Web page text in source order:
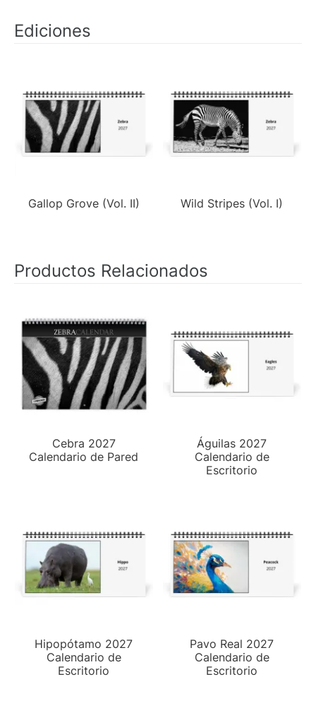
Ediciones
Gallop Grove (Vol. II) Wild Stripes (Vol. I)
Productos Relacionados
Cebra 2027
Calendario de Pared
Águilas 2027
Calendario de
Escritorio
Hipopótamo 2027
Calendario de
Escritorio
Pavo Real 2027
Calendario de
Escritorio